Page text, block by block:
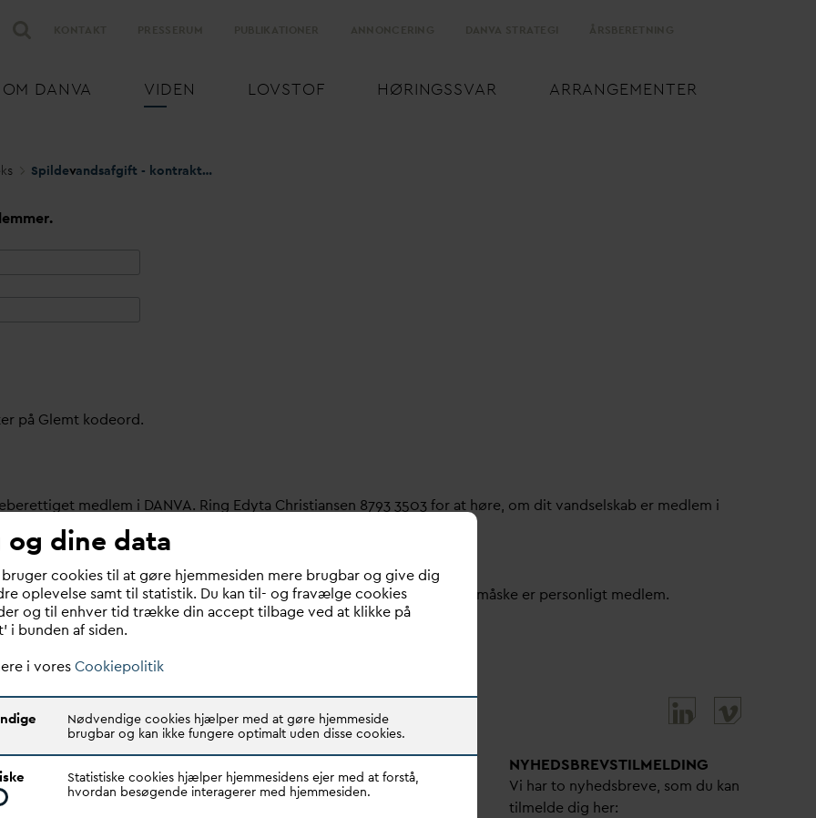
OM DANVA VIDEN LOVSTOF HØRINGSSVAR ARRANGEMENTER
Spildevandsafgift - kontraktligt medlemskab
på Glemt kodeord.
medlem i DANVA. Ring Edyta Christiansen 8793 3503 for at høre, om dit vandselskab er medlem i
her.
ditvandselskab, dit ansættelsessted er medlem iDANVA eller om du måske er personligt medlem.
V
Find dineDANVA medarbejdere
NYHEDSBREVS­TILMELDING
Vi har to nyhedsbreve, som du kan
tilmelde dig her:
og dine data
bruger cookies til at gøre hjemmesiden mere brugbar og give dig
oplevelse samt til statistik. Du kan til- og fravælge cookies
og til enhver tid trække din accept tilbage ved at klikke på
i bunden af siden.
i voresCookiepolitik
Nødvendige cookies hjælper med at gøre hjemmeside
brugbar og kan ikke fungere optimalt uden disse cookies.
Statistiske cookies hjælper hjemmesidens ejer med at forstå,
hvordan besøgende interagerer med hjemmesiden.